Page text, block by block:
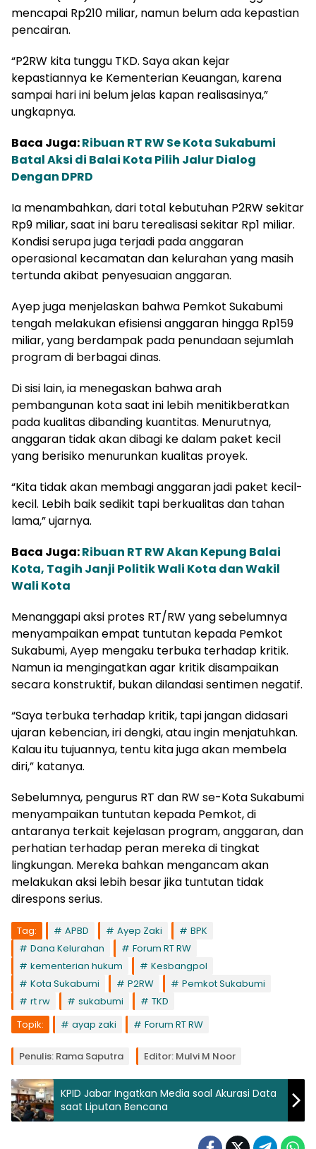
mencapai Rp210 miliar, namun belum ada kepastian
pencairan.
“P2RW kita tunggu TKD. Saya akan kejar
kepastiannya ke Kementerian Keuangan, karena
sampai hari ini belum jelas kapan realisasinya,”
ungkapnya.
Baca Juga:Ribuan RT RW Se Kota Sukabumi
Batal Aksi di Balai Kota Pilih Jalur Dialog
Dengan DPRD
Ia menambahkan, dari total kebutuhan P2RW sekitar
Rp9 miliar, saat ini baru terealisasi sekitar Rp1 miliar.
Kondisi serupa juga terjadi pada anggaran
operasional kecamatan dan kelurahan yang masih
tertunda akibat penyesuaian anggaran.
Ayep juga menjelaskan bahwa Pemkot Sukabumi
tengah melakukan efisiensi anggaran hingga Rp159
miliar, yang berdampak pada penundaan sejumlah
program di berbagai dinas.
Di sisi lain, ia menegaskan bahwa arah
pembangunan kota saat ini lebih menitikberatkan
pada kualitas dibanding kuantitas. Menurutnya,
anggaran tidak akan dibagi ke dalam paket kecil
yang berisiko menurunkan kualitas proyek.
“Kita tidak akan membagi anggaran jadi paket kecil-
kecil. Lebih baik sedikit tapi berkualitas dan tahan
lama,” ujarnya.
Baca Juga:Ribuan RT RW Akan Kepung Balai
Kota, Tagih Janji Politik Wali Kota dan Wakil
Wali Kota
Menanggapi aksi protes RT/RW yang sebelumnya
menyampaikan empat tuntutan kepada Pemkot
Sukabumi, Ayep mengaku terbuka terhadap kritik.
Namun ia mengingatkan agar kritik disampaikan
secara konstruktif, bukan dilandasi sentimen negatif.
“Saya terbuka terhadap kritik, tapi jangan didasari
ujaran kebencian, iri dengki, atau ingin menjatuhkan.
Kalau itu tujuannya, tentu kita juga akan membela
diri,” katanya.
Sebelumnya, pengurus RT dan RW se-Kota Sukabumi
menyampaikan tuntutan kepada Pemkot, di
antaranya terkait kejelasan program, anggaran, dan
perhatian terhadap peran mereka di tingkat
lingkungan. Mereka bahkan mengancam akan
melakukan aksi lebih besar jika tuntutan tidak
direspons serius.
Tag: APBD Ayep Zaki
BPK
Dana Kelurahan
Forum RT RW
kementerian hukum
Kesbangpol
Kota Sukabumi
P2RW
Pemkot Sukabumi
rt rw
sukabumi
TKD
Topik:
ayap zaki Forum RT RW
Penulis: Rama Saputra Editor: Mulvi M Noor
KPID Jabar Ingatkan Media soal Akurasi Data
saat Liputan Bencana